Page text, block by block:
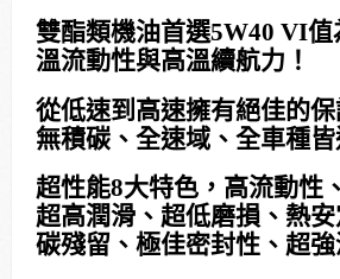
雙酯類機油首選5W40 VI值
溫流動性與高溫續航力！
從低速到高速擁有絕佳的
無積碳、全速域、全車種皆
超性能8大特色，高流動性
超高潤滑、超低磨損、熱
碳殘留、極佳密封性、超強